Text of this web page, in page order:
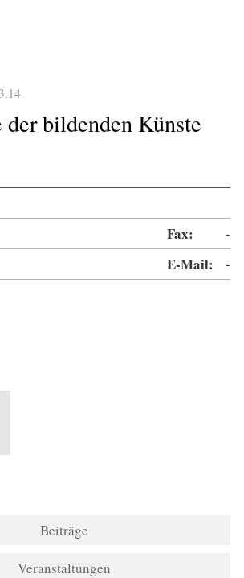
bildenden Künste
Fax: -
E-Mail: -
Beiträge
Veranstaltungen